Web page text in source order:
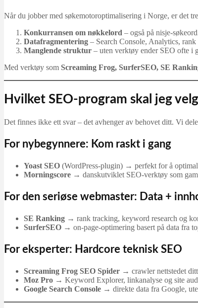
Når du jobber med søkemotoroptimalisering i Norge, er det
Konkurransen om nøkkelord – også på nisje-
Datafragmentering – Search Console, Analytics,
Manglende struktur – uten verktøy ender SEO ofte i
Med verktøy som Screaming Frog, SurferSEO, SE
Hvilket SEO-program skal jeg
Det finnes ikke ett svar – det avhenger av behovet ditt. Vi
For nybegynnere: Kom raskt i gang
Yoast SEO (WordPress-plugin) → perfekt for å
Morningscore → danskutviklet SEO-verktøy som
For den seriøse webmaster: Data +
SE Ranking → rank tracking, keyword research og
SurferSEO → on-page-optimering basert på data fra
For eksperter: Hardcore teknisk SEO
Screaming Frog SEO Spider → crawler nettstedet
Moz Pro → Keyword Explorer, linkanalyse og site
Google Search Console → direkte data fra Google,